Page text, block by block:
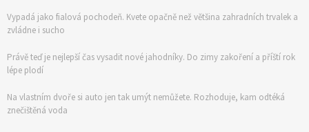
Vypadá jako fialová pochodeň. Kvete opačně než většina zahradních trvalek a
zvládne i sucho
Právě teď je nejlepší čas vysadit nové jahodníky. Do zimy zakoření a příští rok
lépe plodí
Na vlastním dvoře si auto jen tak umýt nemůžete. Rozhoduje, kam odtéká
znečištěná voda